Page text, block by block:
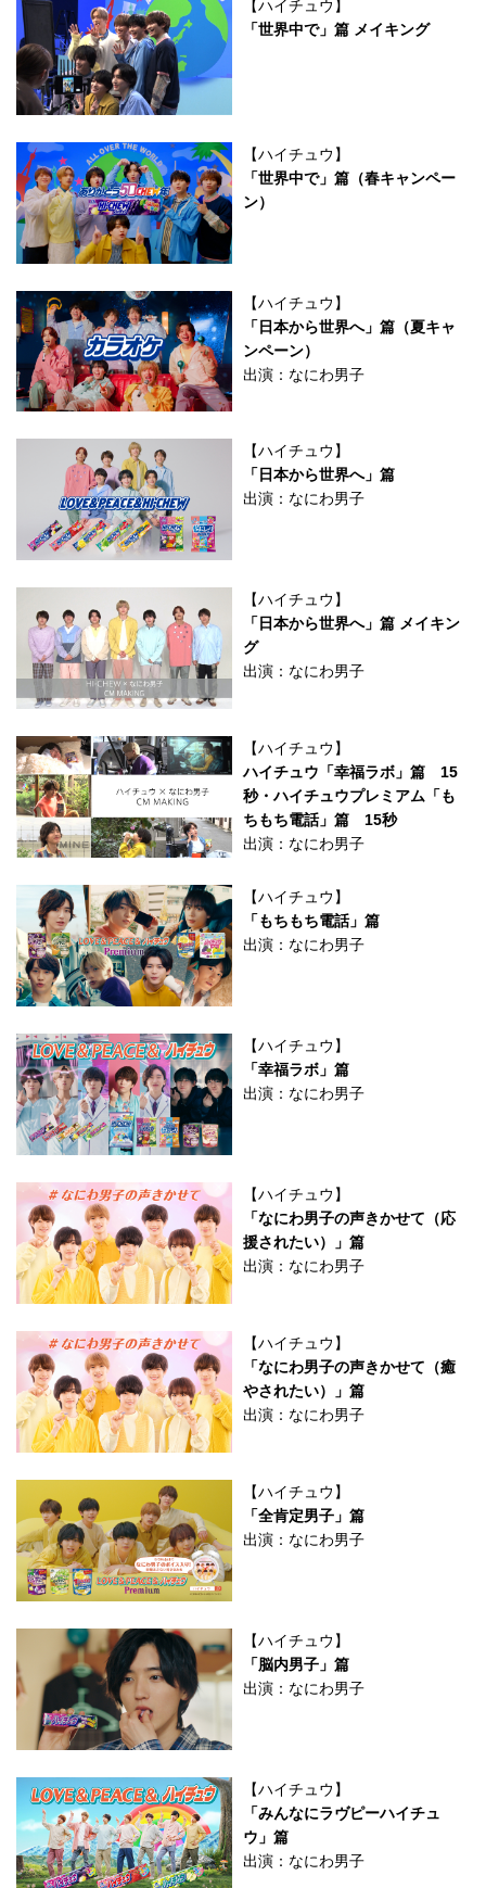
【ハイチュウ】
「世界中で」篇 メイキング
【ハイチュウ】
「世界中で」篇（春キャンペー
ン）
【ハイチュウ】
「日本から世界へ」篇（夏キャ
ンペーン）
出演：なにわ男子
【ハイチュウ】
「日本から世界へ」篇
出演：なにわ男子
【ハイチュウ】
「日本から世界へ」篇 メイキン
グ
出演：なにわ男子
【ハイチュウ】
ハイチュウ「幸福ラボ」篇 15
秒・ハイチュウプレミアム「も
ちもち電話」篇 15秒
出演：なにわ男子
【ハイチュウ】
「もちもち電話」篇
出演：なにわ男子
【ハイチュウ】
「幸福ラボ」篇
出演：なにわ男子
【ハイチュウ】
「なにわ男子の声きかせて（応
援されたい）」篇
出演：なにわ男子
【ハイチュウ】
「なにわ男子の声きかせて（癒
やされたい）」篇
出演：なにわ男子
【ハイチュウ】
「全肯定男子」篇
出演：なにわ男子
【ハイチュウ】
「脳内男子」篇
出演：なにわ男子
【ハイチュウ】
「みんなにラヴピーハイチュ
ウ」篇
出演：なにわ男子